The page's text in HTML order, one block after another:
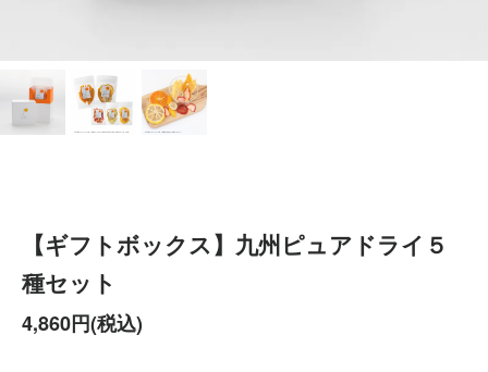
【ギフトボックス】九州ピュアドライ５
種セット
4,860円(税込)